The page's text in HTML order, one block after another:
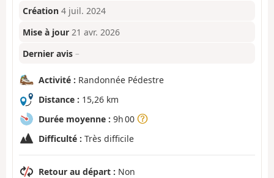
Création 4 juil. 2024
Mise à jour 21 avr. 2026
Dernier avis –
Activité : Randonnée Pédestre
Distance : 15,26 km
Durée moyenne : 9h 00
Difficulté : Très difficile
Retour au départ : Non